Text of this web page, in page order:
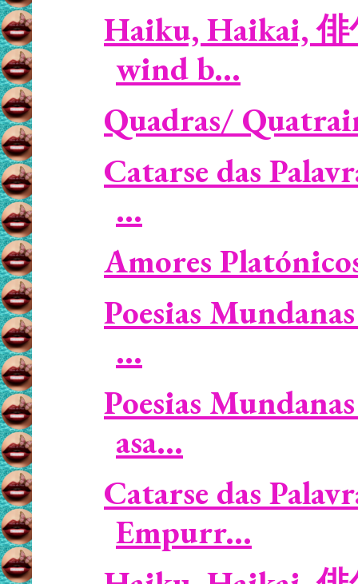
Haiku, Haikai, 俳
wind b...
Quadras/
Catarse das
...
Amores
Poesias
...
Poesias
asa...
Catarse das
Empurr...